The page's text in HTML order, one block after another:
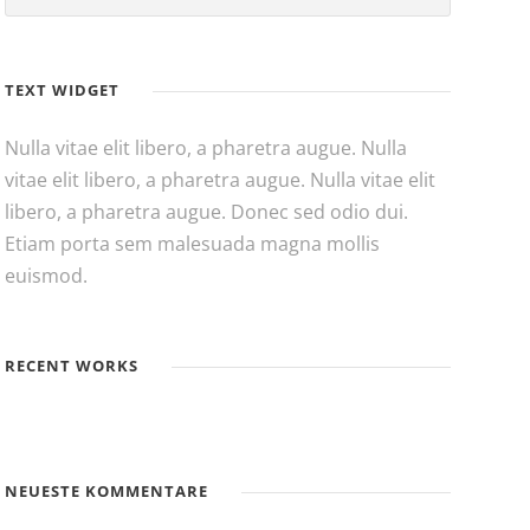
TEXT WIDGET
Nulla vitae elit libero, a pharetra augue. Nulla
vitae elit libero, a pharetra augue. Nulla vitae elit
libero, a pharetra augue. Donec sed odio dui.
Etiam porta sem malesuada magna mollis
euismod.
RECENT WORKS
NEUESTE KOMMENTARE